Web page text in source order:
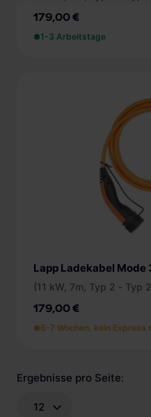
179,00 €
1-3 Arbeitstage
Lapp Ladekabel Mode
(11 kW, 7m, Typ 2 - Typ
179,00 €
6-7 Wochen, kein Express
Ergebnisse pro Seite:
12